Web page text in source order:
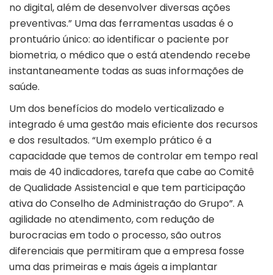
no digital, além de desenvolver diversas ações
preventivas.” Uma das ferramentas usadas é o
prontuário único: ao identificar o paciente por
biometria, o médico que o está atendendo recebe
instantaneamente todas as suas informações de
saúde.
Um dos benefícios do modelo verticalizado e
integrado é uma gestão mais eficiente dos recursos
e dos resultados. “Um exemplo prático é a
capacidade que temos de controlar em tempo real
mais de 40 indicadores, tarefa que cabe ao Comitê
de Qualidade Assistencial e que tem participação
ativa do Conselho de Administração do Grupo”. A
agilidade no atendimento, com redução de
burocracias em todo o processo, são outros
diferenciais que permitiram que a empresa fosse
uma das primeiras e mais ágeis a implantar